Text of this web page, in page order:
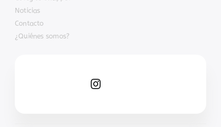
Noticias
Contacto
¿Quiénes somos?